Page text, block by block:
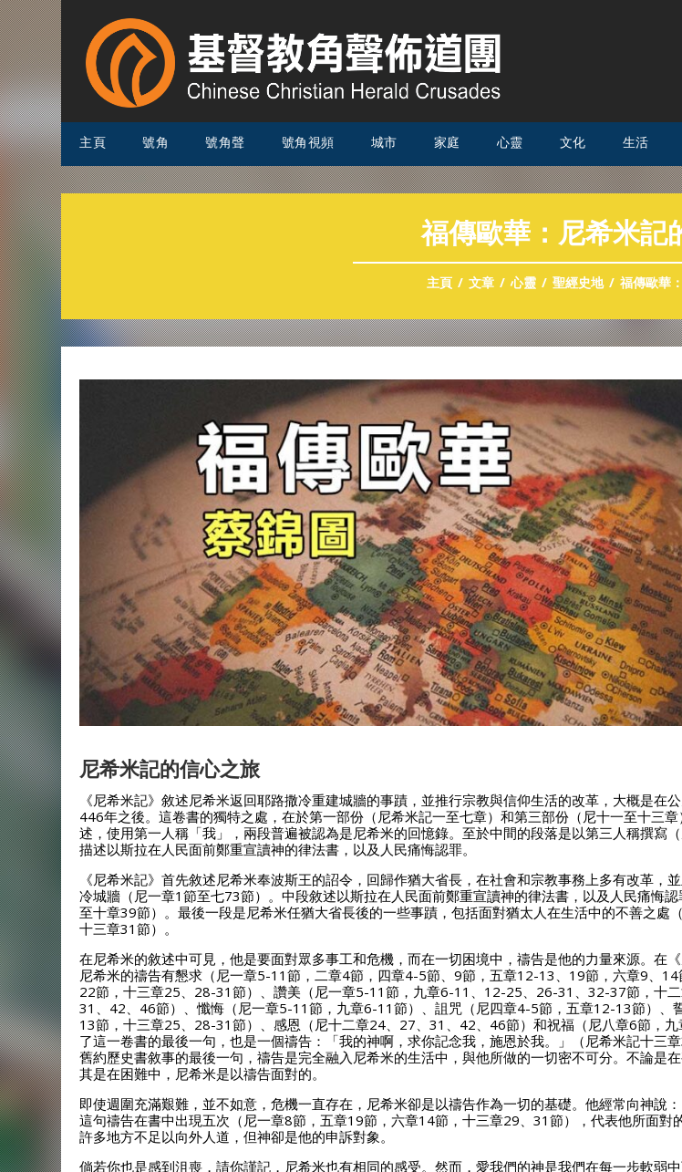
主頁 號角 號角聲 號角視頻 城市 家庭 心靈 文化 生活
福傳歐華：尼希米記
主頁 文章 心靈 聖經史地 福傳歐華
尼希米記的信心之旅
《尼希米記》敘述尼希米返回耶路撒冷重建城牆的事蹟，並推行宗教與信仰生活的改革，大概是在
446年之後。這卷書的獨特之處，在於第一部份（尼希米記一至七章）和第三部份（尼十一至十三
述，使用第一人稱「我」，兩段普遍被認為是尼希米的回憶錄。至於中間的段落是以第三人稱撰寫（
描述以斯拉在人民面前鄭重宣讀神的律法書，以及人民痛悔認罪。
《尼希米記》首先敘述尼希米奉波斯王的詔令，回歸作猶大省長，在社會和宗教事務上多有改革，
冷城牆（尼一章1節至七73節）。中段敘述以斯拉在人民面前鄭重宣讀神的律法書，以及人民痛悔
至十章39節）。最後一段是尼希米任猶大省長後的一些事蹟，包括面對猶太人在生活中的不善之處
十三章31節）。
在尼希米的敘述中可見，他是要面對眾多事工和危機，而在一切困境中，禱告是他的力量來源。在《
尼希米的禱告有懇求（尼一章5-11節，二章4節，四章4-5節、9節，五章12-13、19節，六章9、14
22節，十三章25、28-31節）、讚美（尼一章5-11節，九章6-11、12-25、26-31、32-37節，十二
31、42、46節）、懺悔（尼一章5-11節，九章6-11節）、詛咒（尼四章4-5節，五章12-13節）、
13節，十三章25、28-31節）、感恩（尼十二章24、27、31、42、46節）和祝福（尼八章6節，
了這一卷書的最後一句，也是一個禱告：「我的神啊，求你記念我，施恩於我。」（尼希米記十三
舊約歷史書敘事的最後一句，禱告是完全融入尼希米的生活中，與他所做的一切密不可分。不論是
其是在困難中，尼希米是以禱告面對的。
即使週圍充滿艱難，並不如意，危機一直存在，尼希米卻是以禱告作為一切的基礎。他經常向神說：
這句禱告在書中出現五次（尼一章8節，五章19節，六章14節，十三章29、31節），代表他所面對
許多地方不足以向外人道，但神卻是他的申訴對象。
倘若你也是感到沮喪，請你謹記，尼希米也有相同的感受。然而，愛我們的神是我們在每一步軟弱